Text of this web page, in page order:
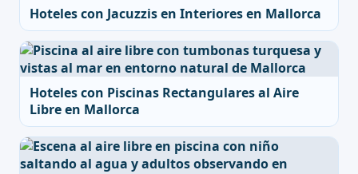
Hoteles con Jacuzzis en Interiores en Mallorca
Hoteles con Piscinas Rectangulares al Aire
Libre en Mallorca